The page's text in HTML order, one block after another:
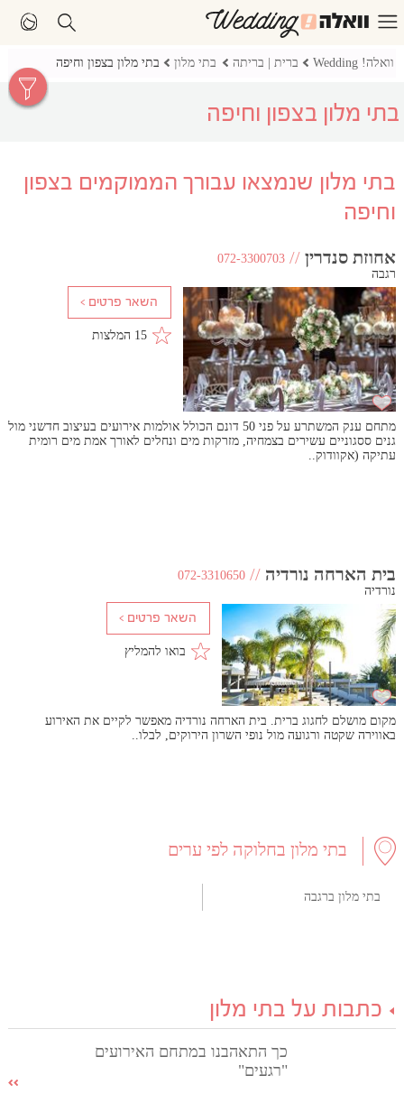
וואלה! Wedding ברית | בריתה בתי מלון בתי מלון בצפון וחיפה
בתי מלון בצפון וחיפה
בתי מלון שנמצאו עבורך הממוקמים בצפון
וחיפה
אחוזת סנדרין //
072-3300703
רגבה
15 המלצות
מתחם ענק המשתרע על פני 50 דונם הכולל אולמות אירועים בעיצוב חדשני מול
גנים ססגוניים עשירים בצמחיה, מזרקות מים ונחלים לאורך אמת מים רומית
עתיקה (אקוודוק..
בית הארחה נורדיה //
072-3310650
נורדיה
בואו להמליץ
מקום מושלם לחגוג ברית. בית הארחה נורדיה מאפשר לקיים את האירוע
באווירה שקטה ורגועה מול נופי השרון הירוקים, לבלו..
בתי מלון בחלוקה לפי ערים
בתי מלון ברגבה
כתבות על בתי מלון
כך התאהבנו במתחם האירועים
"רגעים"